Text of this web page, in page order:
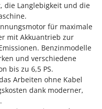
die Langlebigkeit und die
für maximale
mit Akkuantrieb zur
Benzinmodelle
und verschiedene
bis zu 6,5 PS.
Arbeiten ohne Kabel
dank moderner,